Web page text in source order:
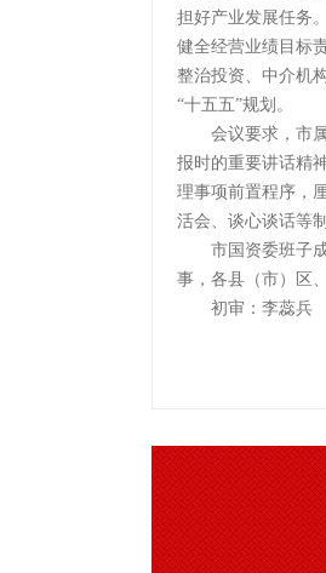
担好产业发展任务
健全经营业绩目标
整治投资、中介机
“十五五”规划。
会议要求，市属
报时的重要讲话精
理事项前置程序，
活会、谈心谈话等
市国资委班子成
事，各县（市）区
初审：李蕊兵